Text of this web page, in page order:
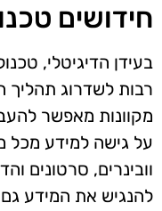
חידושים
בעידן הדיגיטלי,
רבות לשדרוג
מקוונות מאפשר
על גישה למידע מכל
וובינרים, סרטונים
להנגיש את המידע